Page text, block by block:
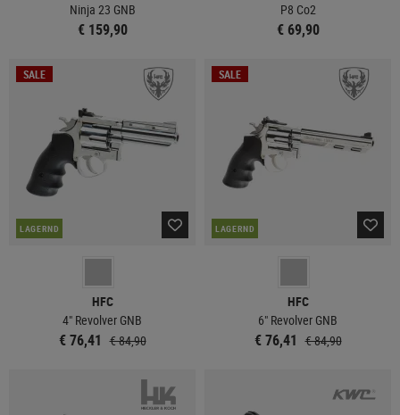
Ninja 23 GNB
€ 159,90
P8 Co2
€ 69,90
SALE
LAGERND
HFC
4" Revolver GNB
€ 76,41 € 84,90
SALE
LAGERND
HFC
6" Revolver GNB
€ 76,41 € 84,90